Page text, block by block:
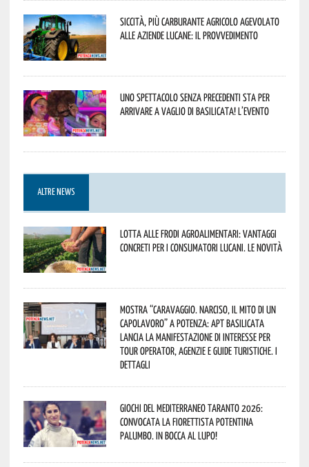
Siccità, più carburante agricolo agevolato
alle aziende lucane: il provvedimento
Uno spettacolo senza precedenti sta per
arrivare a Vaglio di Basilicata! L’evento
ALTRE NEWS
Lotta alle frodi agroalimentari: vantaggi
concreti per i consumatori lucani. Le novità
Mostra “Caravaggio. Narciso, il mito di un
capolavoro” a Potenza: APT Basilicata
lancia la manifestazione di interesse per
Tour Operator, Agenzie e Guide Turistiche. I
dettagli
Giochi del Mediterraneo Taranto 2026:
convocata la fiorettista potentina
Palumbo. In bocca al lupo!